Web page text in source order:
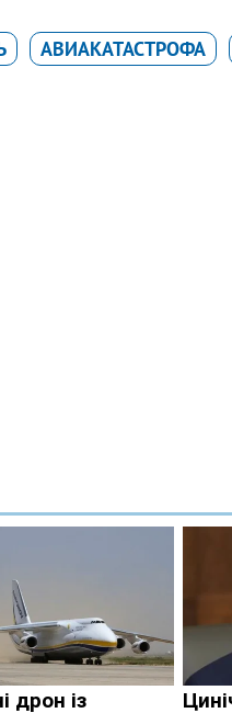
АВИАКАТАСТРОФА